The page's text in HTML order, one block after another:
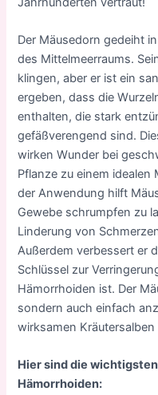
Der Mäusedorn gedeiht
des Mittelmeerraums.
klingen, aber er ist ein
ergeben, dass die
enthalten, die stark
gefäßverengend sind.
wirken Wunder bei
Pflanze zu einem idealen
der Anwendung hilft
Gewebe schrumpfen zu
Linderung von
Außerdem verbessert er
Schlüssel zur
Hämorrhoiden ist. Der
sondern auch einfach
wirksamen Kräutersalben
Hier sind die
Hämorrhoiden: